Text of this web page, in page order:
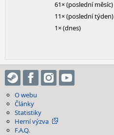
61× (poslední měsíc)
11× (poslední týden)
1× (dnes)
O webu
Články
Statistiky
Herní výzva
F.A.Q.